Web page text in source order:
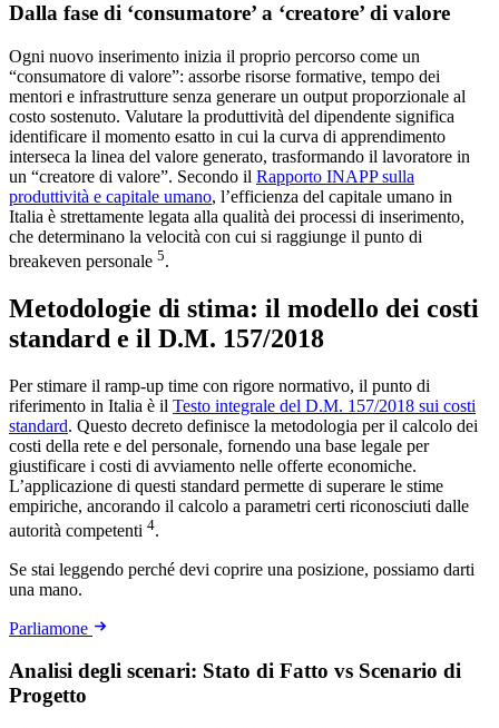
Dalla fase di ‘consumatore’ a ‘creatore’ di valore
Ogni nuovo inserimento inizia il proprio percorso come un
“consumatore di valore”: assorbe risorse formative, tempo dei
mentori e infrastrutture senza generare un output proporzionale al
costo sostenuto. Valutare la produttività del dipendente significa
identificare il momento esatto in cui la curva di apprendimento
interseca la linea del valore generato, trasformando il lavoratore in
un “creatore di valore”. Secondo il Rapporto INAPP sulla
produttività e capitale umano, l’efficienza del capitale umano in
Italia è strettamente legata alla qualità dei processi di inserimento,
che determinano la velocità con cui si raggiunge il punto di
breakeven personale 5.
Metodologie di stima: il modello dei costi
standard e il D.M. 157/2018
Per stimare il ramp-up time con rigore normativo, il punto di
riferimento in Italia è il Testo integrale del D.M. 157/2018 sui costi
standard. Questo decreto definisce la metodologia per il calcolo dei
costi della rete e del personale, fornendo una base legale per
giustificare i costi di avviamento nelle offerte economiche.
L’applicazione di questi standard permette di superare le stime
empiriche, ancorando il calcolo a parametri certi riconosciuti dalle
autorità competenti 4.
Se stai leggendo perché devi coprire una posizione, possiamo darti
una mano.
Parliamone
Analisi degli scenari: Stato di Fatto vs Scenario di
Progetto